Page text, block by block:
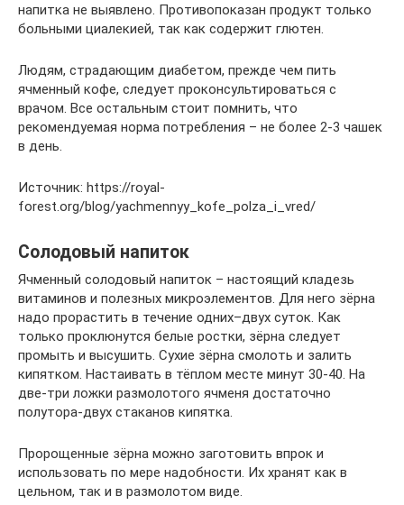
напитка не выявлено. Противопоказан продукт только
больными циалекией, так как содержит глютен.
Людям, страдающим диабетом, прежде чем пить
ячменный кофе, следует проконсультироваться с
врачом. Все остальным стоит помнить, что
рекомендуемая норма потребления – не более 2-3 чашек
в день.
Источник: https://royal-
forest.org/blog/yachmennyy_kofe_polza_i_vred/
Солодовый напиток
Ячменный солодовый напиток – настоящий кладезь
витаминов и полезных микроэлементов. Для него зёрна
надо прорастить в течение одних–двух суток. Как
только проклюнутся белые ростки, зёрна следует
промыть и высушить. Сухие зёрна смолоть и залить
кипятком. Настаивать в тёплом месте минут 30-40. На
две-три ложки размолотого ячменя достаточно
полутора-двух стаканов кипятка.
Пророщенные зёрна можно заготовить впрок и
использовать по мере надобности. Их хранят как в
цельном, так и в размолотом виде.